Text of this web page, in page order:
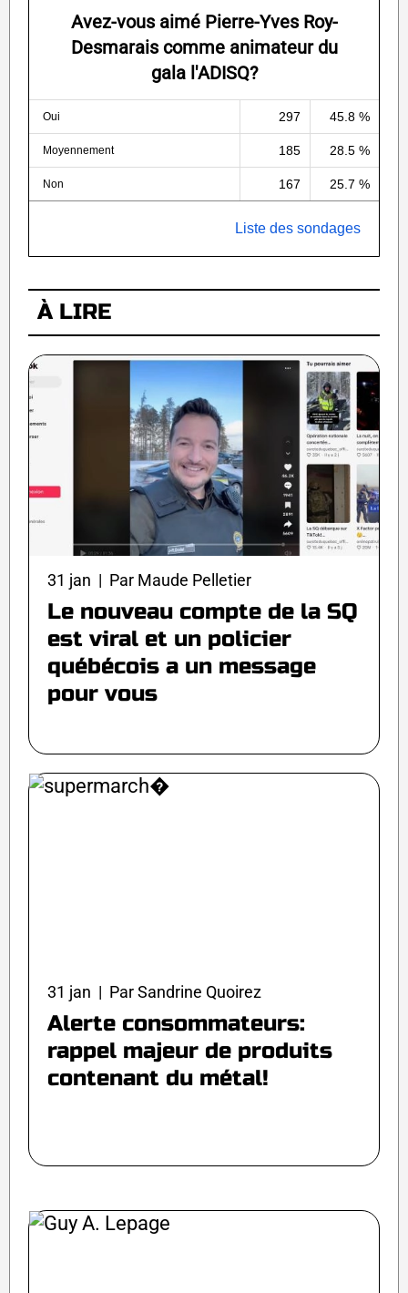
Avez-vous aimé Pierre-Yves Roy-
Desmarais comme animateur du
gala l'ADISQ?
Oui 297 45.8 %
Moyennement 185 28.5 %
Non 167 25.7 %
Liste des sondages
À LIRE
31 jan | Par Maude Pelletier
Le nouveau compte de la SQ
est viral et un policier
québécois a un message
pour vous
31 jan | Par Sandrine Quoirez
Alerte consommateurs:
rappel majeur de produits
contenant du métal!